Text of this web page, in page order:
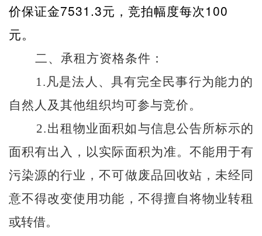
价保证金7531.3元，竞拍幅度每次 100
元。
二、承租方资格条件：
1. 凡是法人、具有完全民事行为能力的
自然人及其他组织均可参与竞价。
2.出租物业面积如与信息公告所标示的
面积有出入，以实际面积为准。不能用于有
污染源的行业，不可做废品回收站，未经同
意不得改变使用功能，不得擅自将物业转租
或转借。